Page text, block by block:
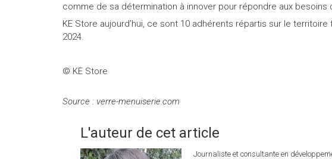
comme de sa détermination à innover pour répondre aux
KE Store aujourd’hui, ce sont 10 adhérents répartis sur le
2024.
© KE Store
Source : verre-menuiserie.com
L'auteur de cet article
Journaliste et consultante en